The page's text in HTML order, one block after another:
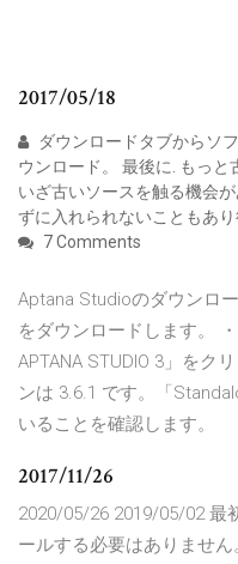
2017/05/18
ダウンロードタブからソ
ウンロード。 最後に. もっと
いざ古いソースを触る機会
ずに入れられないこともあり
7 Comments
Aptana Studioのダウンロ
をダウンロードします。
APTANA STUDIO 3」をク
ンは 3.6.1 です。「
いることを確認します。
2017/11/26
2020/05/26 2019/05/02 最
ールする必要はありませ